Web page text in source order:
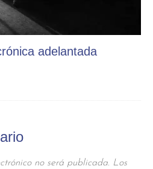
adelantada
no será publicada. Los